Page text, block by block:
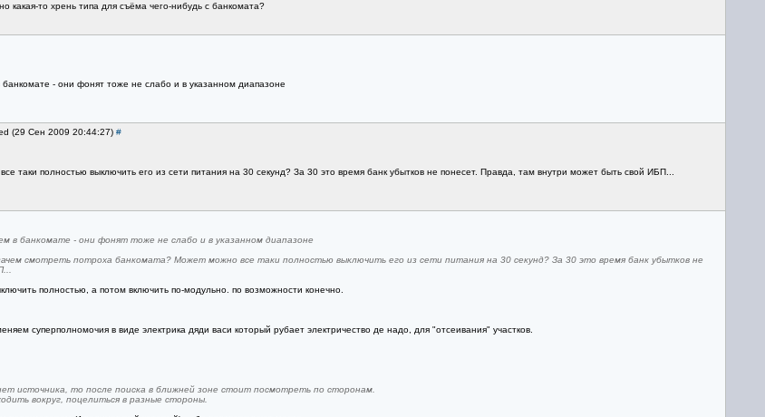
какая-то хрень типа для съёма чего-нибудь с банкомата?
- они фонят тоже не слабо и в указанном диапазоне
(29 Сен 2009 20:44:27) #
таки полностью выключить его из сети питания на 30 секунд? За 30 это время банк убытков не понесет. Правда, там внутри может быть свой ИБП...
в банкомате - они фонят тоже не слабо и в указанном диапазоне
смотреть потроха банкомата? Может можно все таки полностью выключить его из сети питания на 30 секунд? За 30 это время банк убытков не
полностью, а потом включить по-модульно. по возможности конечно.
суперполномочия в виде электрика дяди васи который рубает электричество де надо, для "отсеивания" участков.
источника, то после поиска в ближней зоне стоит посмотреть по сторонам.
вокруг, поцелиться в разные стороны.